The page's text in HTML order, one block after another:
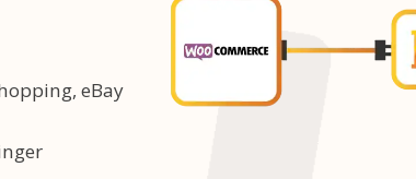
eBay